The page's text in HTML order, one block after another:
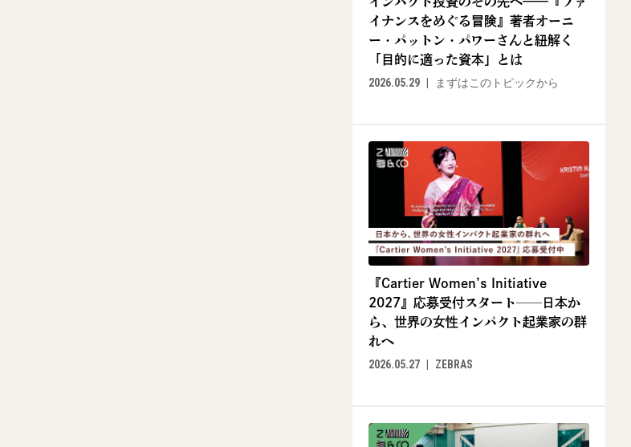
イナンスをめぐる冒険』著者オーニ
ー・パットン・パワーさんと紐解く
「目的に適った資本」とは
2026.05.29
まずはこのトピックから
『Cartier Women’s Initiative
2027』応募受付スタート──日本か
ら、世界の女性インパクト起業家の群
れへ
2026.05.27
ZEBRAS